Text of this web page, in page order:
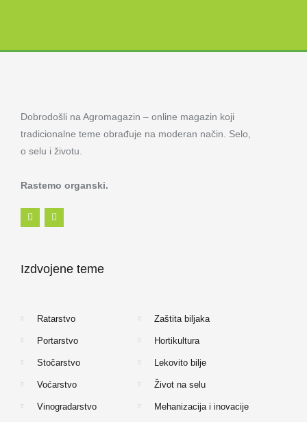
Dobrodošli na Agromagazin – online magazin koji
tradicionalne teme obrađuje na moderan način. Selo,
o selu i životu.
Rastemo organski.
F
a
c
o
I
n
s
r
Izdvojene teme
Ratarstvo
Portarstvo
Stočarstvo
Voćarstvo
Vinogradarstvo
Zaštita biljaka
Hortikultura
Lekovito bilje
Život na selu
Mehanizacija i inovacije